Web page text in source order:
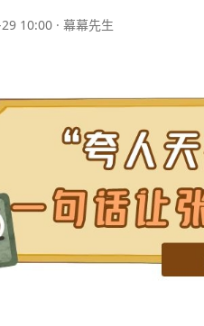
10:00 · 幕幕先生